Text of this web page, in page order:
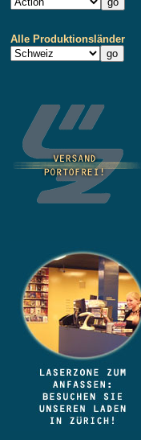
Alle Produktionsländer